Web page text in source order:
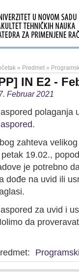
» Predmet »
IN E2 -
Februar 2021
polaganja
.
zahteva
petak 19.02.,
je potrebno
dođe na uvid ili
za uvid i
da